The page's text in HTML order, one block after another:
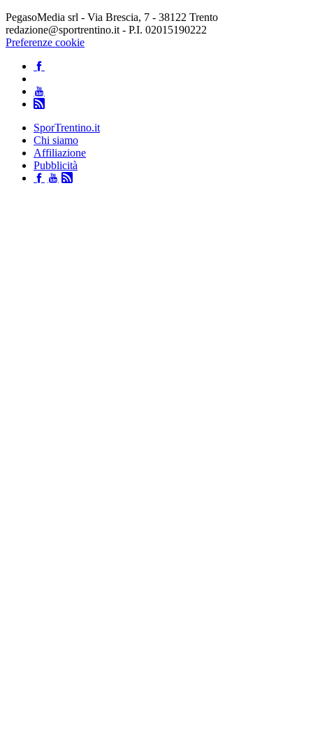
PegasoMedia srl - Via Brescia, 7 - 38122 Trento
redazione@sportrentino.it - P.I. 02015190222
Preferenze cookie
SporTrentino.it
Chi siamo
Affiliazione
Pubblicità